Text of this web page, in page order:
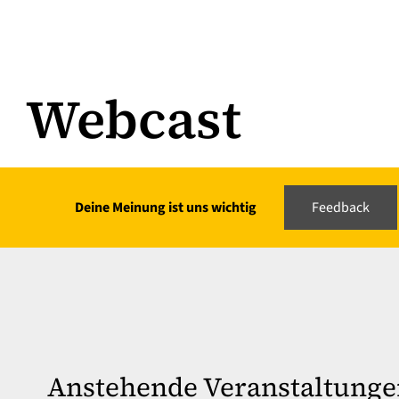
Webcast
Deine Meinung ist uns wichtig Feedback
Anstehende